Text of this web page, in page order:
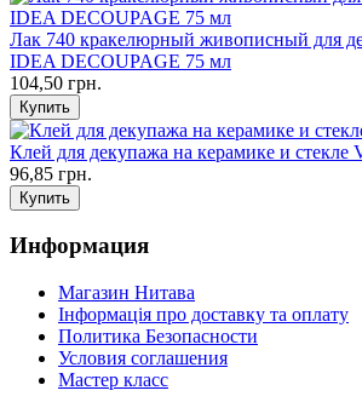
Лак 740 кракелюрный живописный для
IDEA DECOUPAGE 75 мл
104,50 грн.
Клей для декупажа на керамике и стекле
96,85 грн.
Информация
Магазин Нитава
Інформація про доставку та оплату
Политика Безопасности
Условия соглашения
Мастер класс